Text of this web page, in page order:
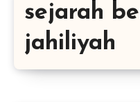
sejarah
jahiliyah